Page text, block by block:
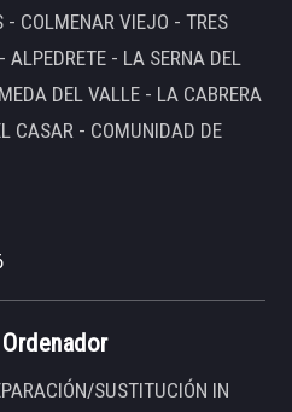
- COLMENAR VIEJO - TRES
- LA SERNA DEL
DEL VALLE - LA CABRERA
CASAR - COMUNIDAD DE
SUSTITUCIÓN IN